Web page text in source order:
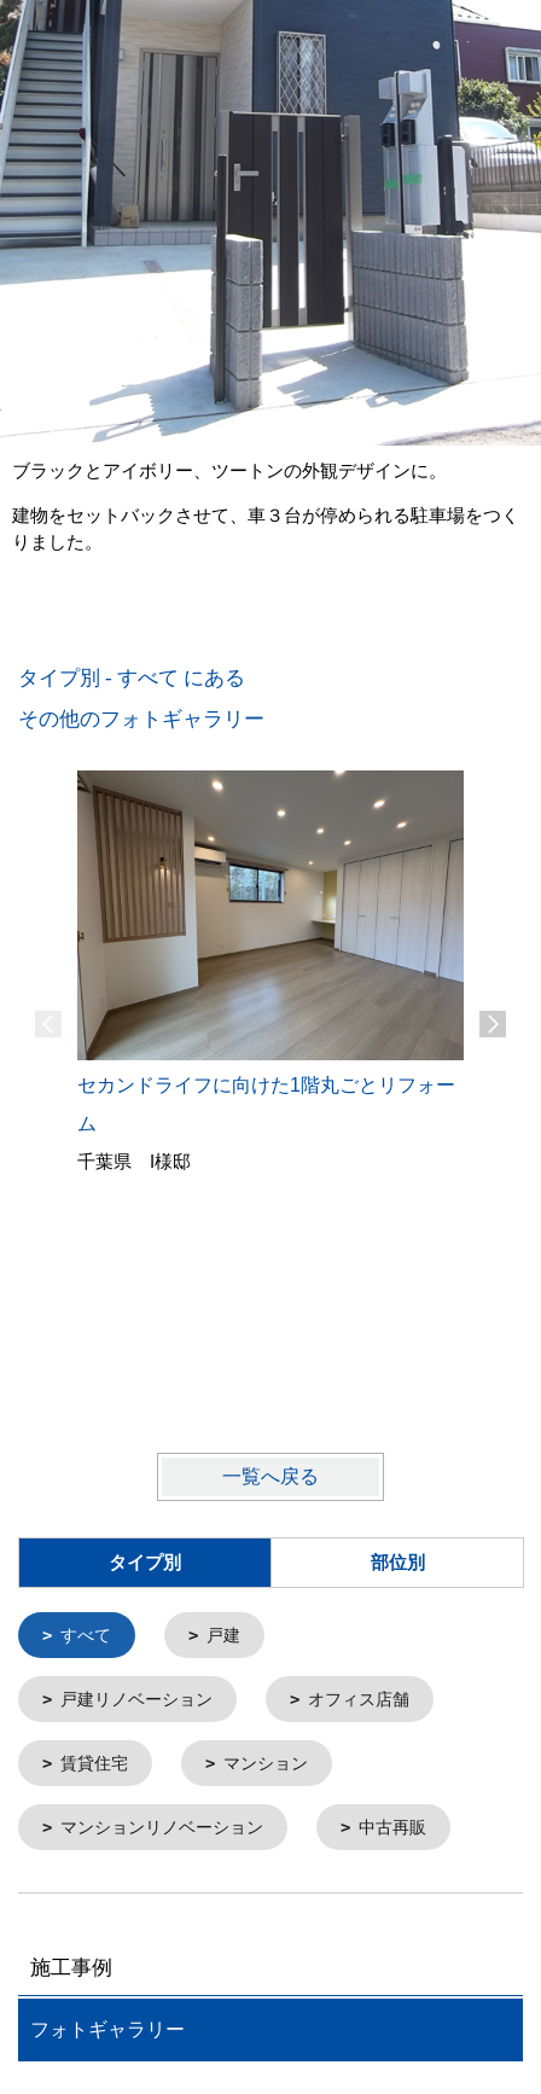
ブラックとアイボリー、ツートンの外観デザインに。
建物をセットバックさせて、車３台が停められる駐車場をつく
りました。
タイプ別 - すべて にある
その他のフォトギャラリー
セカンドライフに向けた1階丸ごとリフォー
ム
千葉県 I様邸
一覧へ戻る
タイプ別 部位別
すべて 戸建
戸建リノベーション オフィス店舗
賃貸住宅 マンション
マンションリノベーション 中古再販
施工事例
フォトギャラリー